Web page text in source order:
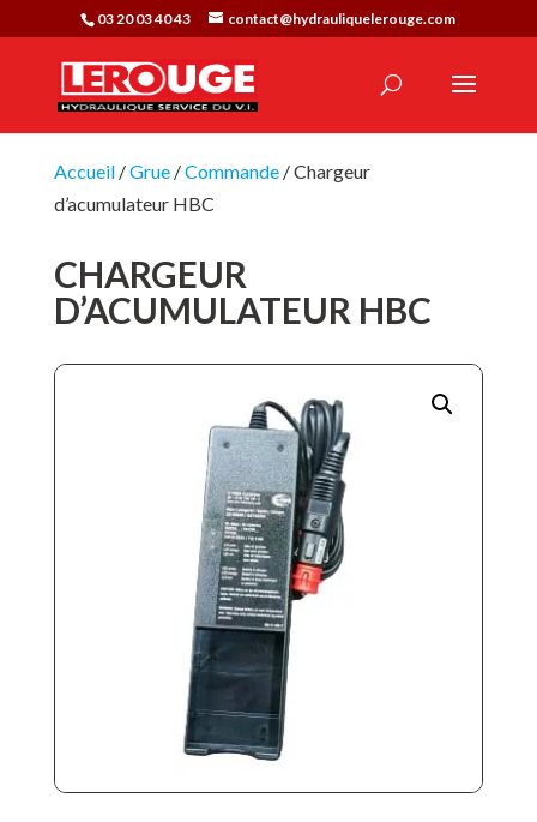
03 20 03 40 43 contact@hydrauliquelerouge.com
Accueil/Grue/Commande/ Chargeur
d’acumulateur HBC
CHARGEUR
D’ACUMULATEUR HBC